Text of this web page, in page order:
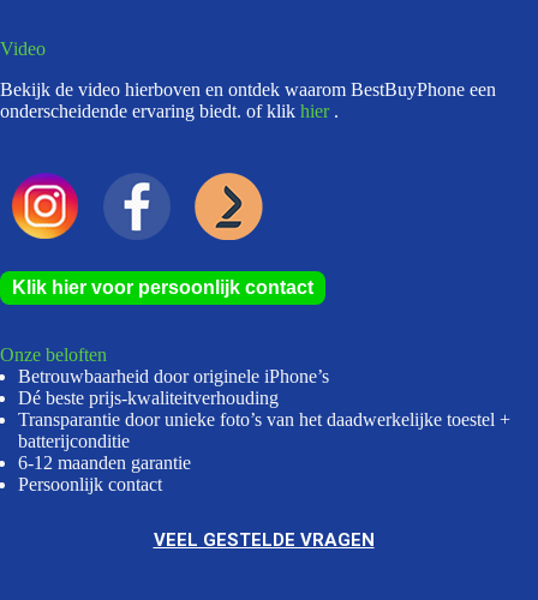
Video
Bekijk de video hierboven en ontdek waarom BestBuyPhone een
onderscheidende ervaring biedt. of klik hier .
Klik hier voor persoonlijk contact
Onze beloften
Betrouwbaarheid door originele iPhone’s
Dé beste prijs-kwaliteitverhouding
Transparantie door unieke foto’s van het daadwerkelijke toestel +
batterijconditie
6-12 maanden garantie
Persoonlijk contact
VEEL GESTELDE VRAGEN